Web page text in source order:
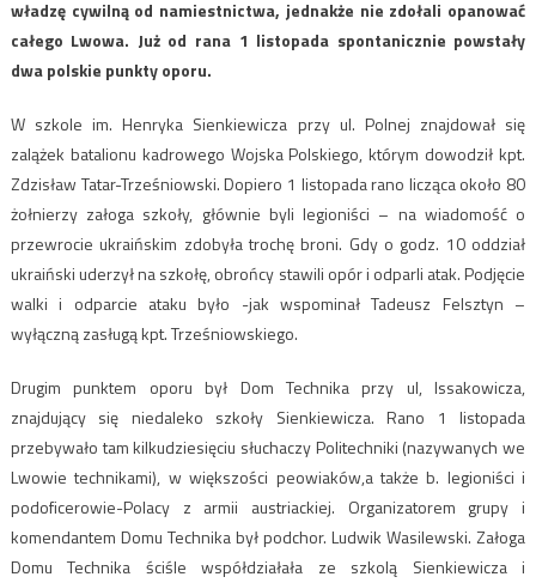
władzę cywilną od namiestnictwa, jednakże nie zdołali opanować
całego Lwowa. Już od rana 1 listopada spontanicznie powstały
dwa polskie punkty oporu.
W szkole im. Henryka Sienkiewicza przy ul. Polnej znajdował się
zalążek batalionu kadrowego Wojska Polskiego, którym dowodził kpt.
Zdzisław Tatar-Trześniowski. Dopiero 1 listopada rano licząca około 80
żołnierzy załoga szkoły, głównie byli legioniści – na wiadomość o
przewrocie ukraińskim zdobyła trochę broni. Gdy o godz. 10 oddział
ukraiński uderzył na szkołę, obrońcy stawili opór i odparli atak. Podjęcie
walki i odparcie ataku było -jak wspominał Tadeusz Felsztyn –
wyłączną zasługą kpt. Trześniowskiego.
Drugim punktem oporu był Dom Technika przy ul, Issakowicza,
znajdujący się niedaleko szkoły Sienkiewicza. Rano 1 listopada
przebywało tam kilkudziesięciu słuchaczy Politechniki (nazywanych we
Lwowie technikami), w większości peowiaków,a także b. legioniści i
podoficerowie-Polacy z armii austriackiej. Organizatorem grupy i
komendantem Domu Technika był podchor. Ludwik Wasilewski. Załoga
Domu Technika ściśle współdziałała ze szkolą Sienkiewicza i